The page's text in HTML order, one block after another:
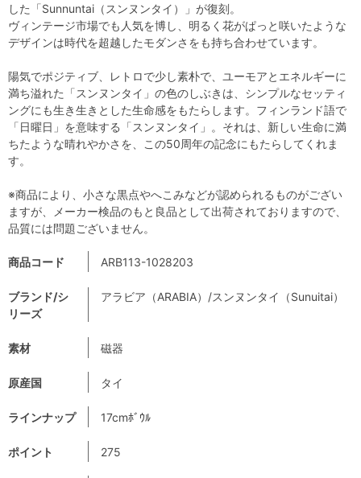
商品コード ARB113-1028203
ブランド/シ
リーズ
アラビア（ARABIA）/スンヌンタイ（Sunuitai）
素材 磁器
原産国 タイ
ラインナップ 17cmﾎﾞｳﾙ
ポイント 275
した「Sunnuntai（スンヌンタイ）」が復刻。
ヴィンテージ市場でも人気を博し、明るく花がぱっと咲いたような
デザインは時代を超越したモダンさをも持ち合わせています。
陽気でポジティブ、レトロで少し素朴で、ユーモアとエネルギーに
満ち溢れた「スンヌンタイ」の色のしぶきは、シンプルなセッティ
ングにも生き生きとした生命感をもたらします。フィンランド語で
「日曜日」を意味する「スンヌンタイ」。それは、新しい生命に満
ちたような晴れやかさを、この50周年の記念にもたらしてくれま
す。
※商品により、小さな黒点やへこみなどが認められるものがござい
ますが、メーカー検品のもと良品として出荷されておりますので、
品質には問題ございません。